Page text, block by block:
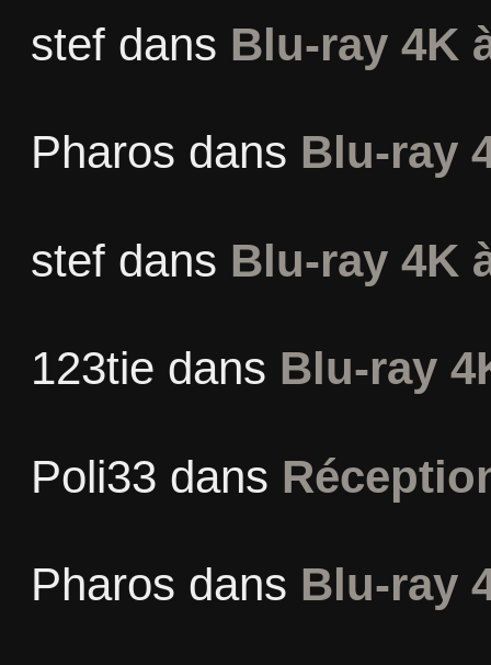
stefdans Blu-ray 4K
Pharos dans Blu-ray
stefdans Blu-ray 4K
123tie dans Blu-ray
Poli33 dans
Pharos dans Blu-ray